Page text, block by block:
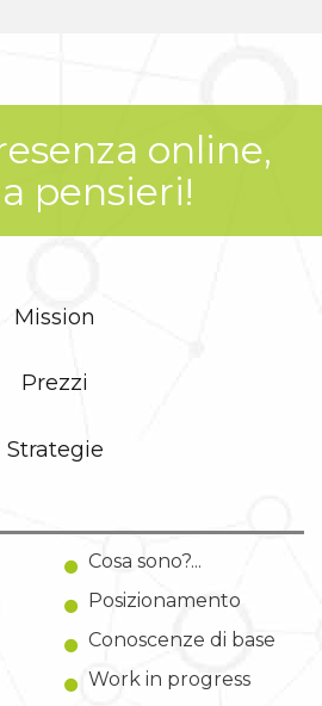
online,
pensieri!
Mission
Prezzi
Strategie
Cosa sono?...
Posizionamento
Conoscenze di base
Work in progress